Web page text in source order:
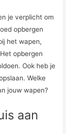
je verplicht om
opbergen
het wapen,
opbergen
Ook heb je
Welke
jouw wapen?
aan